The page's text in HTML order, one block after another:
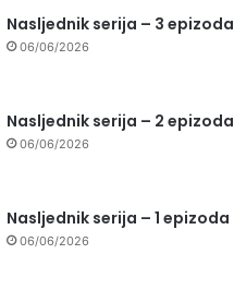
Nasljednik serija – 3 epizoda
06/06/2026
Nasljednik serija – 2 epizoda
06/06/2026
Nasljednik serija – 1 epizoda
06/06/2026